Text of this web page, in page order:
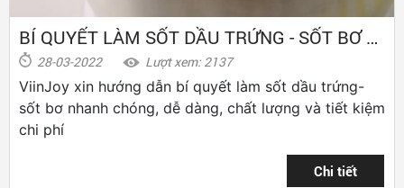
BÍ QUYẾT LÀM SỐT DẦU TRỨNG - SỐT BƠ DỄ DÀNG
28-03-2022 Lượt xem: 2137
ViinJoy xin hướng dẫn bí quyết làm sốt dầu trứng-
sốt bơ nhanh chóng, dễ dàng, chất lượng và tiết kiệm
chi phí